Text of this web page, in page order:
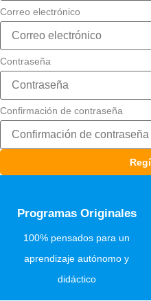
Correo electrónico
Contraseña
Confirmación de contraseña
Programas Originales
100% pensados para un
aprendizaje autónomo y
didáctico